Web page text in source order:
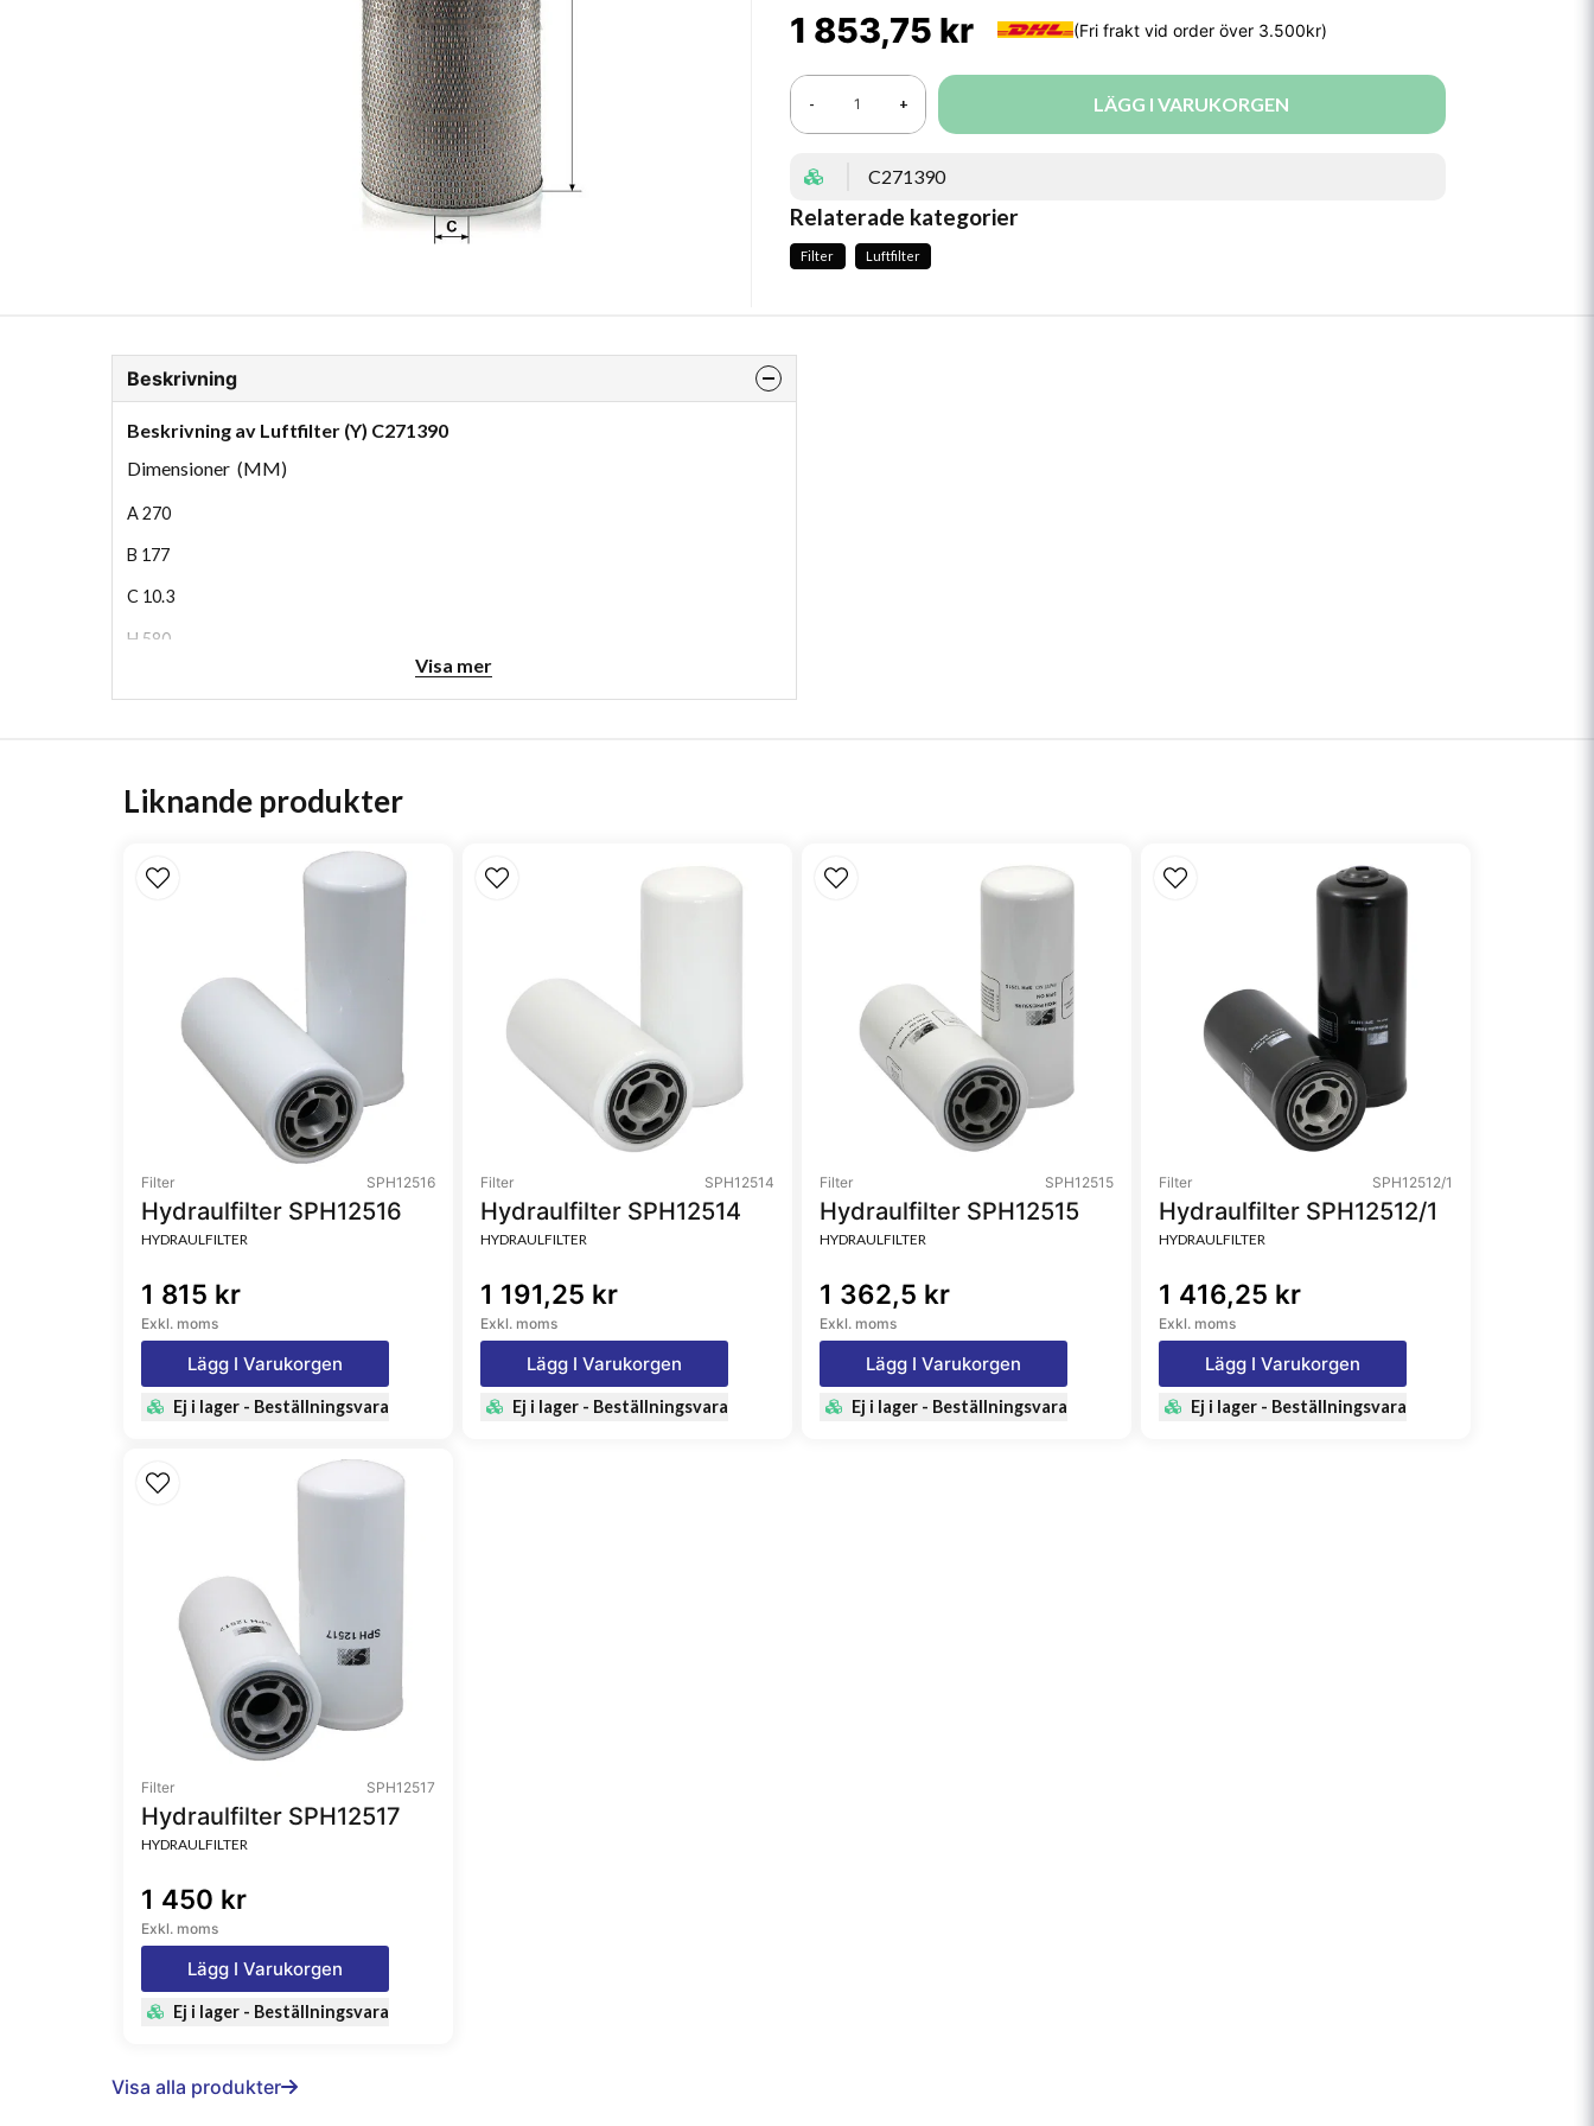
Motorolja tunga fordon
1 853,75 kr
- + LÄGG I VARUKORGEN
C271390
Relaterade kategorier
Filter Luftfilter
Beskrivning
Beskrivning av Luftfilter (Y) C271390
Dimensioner (MM)
A270
B 177
C 10.3
H 580
Visa mer
Liknande produkter
Filter SPH12516
Hydraulfilter SPH12516
HYDRAULFILTER
1 815 kr
Exkl. moms
Lägg I Varukorgen
Ej i lager - Beställningsvara
Filter SPH12514
Hydraulfilter SPH12514
HYDRAULFILTER
1 191,25 kr
Exkl. moms
Lägg I Varukorgen
Ej i lager - Beställningsvara
Filter SPH12515
Hydraulfilter SPH12515
HYDRAULFILTER
1 362,5 kr
Exkl. moms
Lägg I Varukorgen
Ej i lager - Beställningsvara
Filter SPH12512/1
Hydraulfilter SPH12512/1
HYDRAULFILTER
1 416,25 kr
Exkl. moms
Lägg I Varukorgen
Ej i lager - Beställningsvara
Filter SPH12517
Hydraulfilter SPH12517
HYDRAULFILTER
1 450 kr
Exkl. moms
Lägg I Varukorgen
Ej i lager - Beställningsvara
Visa alla produkter